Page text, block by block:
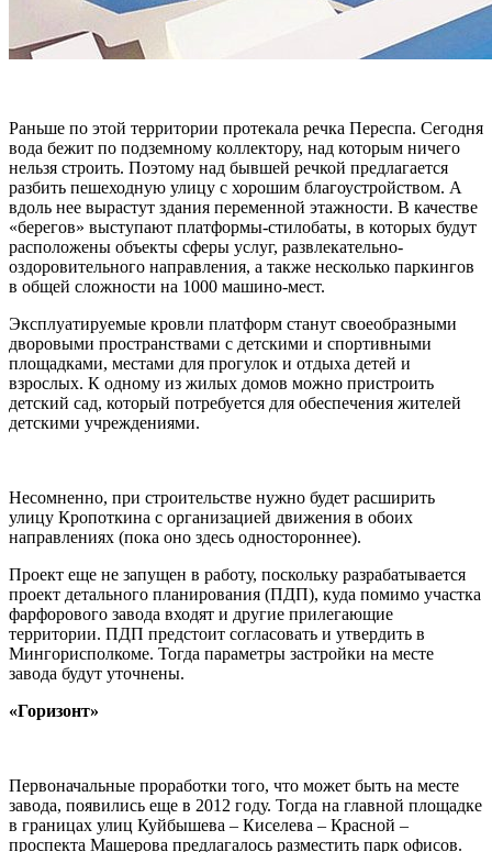
Раньше по этой территории протекала речка Переспа. Сегодня
вода бежит по подземному коллектору, над которым ничего
нельзя строить. Поэтому над бывшей речкой предлагается
разбить пешеходную улицу с хорошим благоустройством. А
вдоль нее вырастут здания переменной этажности. В качестве
«берегов» выступают платформы-стилобаты, в которых будут
расположены объекты сферы услуг, развлекательно-
оздоровительного направления, а также несколько паркингов
в общей сложности на 1000 машино-мест.
Эксплуатируемые кровли платформ станут своеобразными
дворовыми пространствами с детскими и спортивными
площадками, местами для прогулок и отдыха детей и
взрослых. К одному из жилых домов можно пристроить
детский сад, который потребуется для обеспечения жителей
детскими учреждениями.
Несомненно, при строительстве нужно будет расширить
улицу Кропоткина с организацией движения в обоих
направлениях (пока оно здесь одностороннее).
Проект еще не запущен в работу, поскольку разрабатывается
проект детального планирования (ПДП), куда помимо участка
фарфорового завода входят и другие прилегающие
территории. ПДП предстоит согласовать и утвердить в
Мингорисполкоме. Тогда параметры застройки на месте
завода будут уточнены.
«Горизонт»
Первоначальные проработки того, что может быть на месте
завода, появились еще в 2012 году. Тогда на главной площадке
в границах улиц Куйбышева – Киселева – Красной –
проспекта Машерова предлагалось разместить парк офисов.